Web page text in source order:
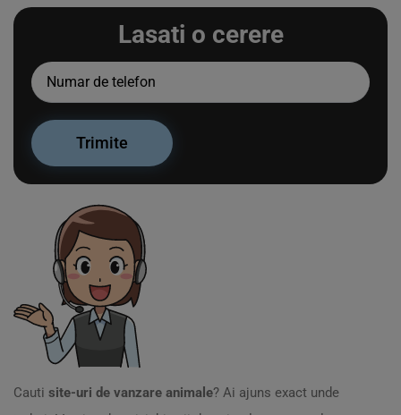
Lasati o cerere
Cauti site-uri de vanzare animale? Ai ajuns exact unde